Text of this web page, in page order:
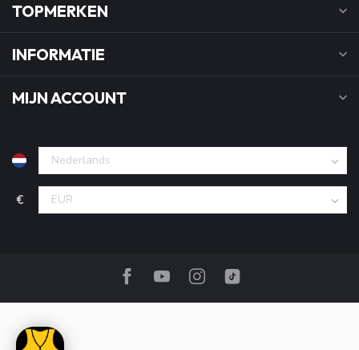
TOPMERKEN
INFORMATIE
MIJN ACCOUNT
€